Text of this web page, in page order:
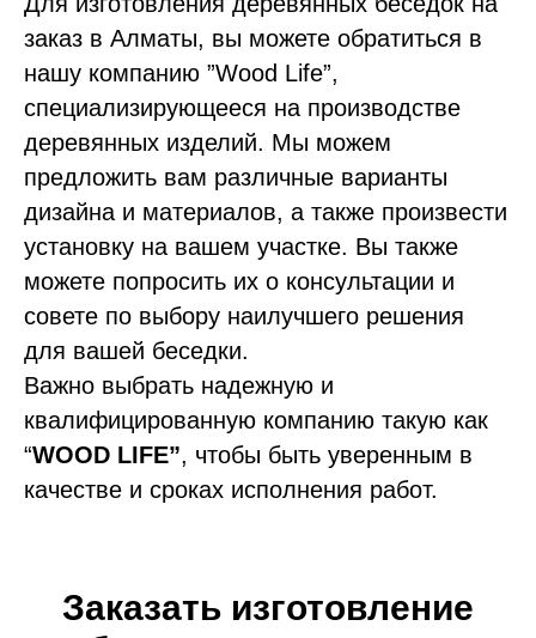
заказ в Алматы, вы можете обратиться в
нашу компанию ”Wood Life”,
специализирующееся на производстве
деревянных изделий. Мы можем
предложить вам различные варианты
дизайна и материалов, а также произвести
установку на вашем участке. Вы также
можете попросить их о консультации и
совете по выбору наилучшего решения
для вашей беседки.
Важно выбрать надежную и
квалифицированную компанию такую как
“WOOD LIFE”, чтобы быть уверенным в
качестве и сроках исполнения работ.
Заказать изготовление